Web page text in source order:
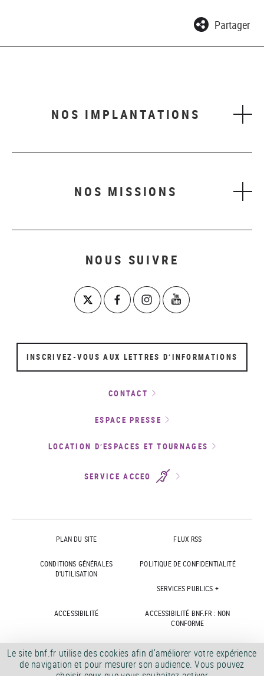
Partager
NOS IMPLANTATIONS
NOS MISSIONS
NOUS SUIVRE
INSCRIVEZ-VOUS AUX LETTRES D’INFORMATIONS
CONTACT
ESPACE PRESSE
LOCATION D’ESPACES ET TOURNAGES
SERVICE ACCEO
PLAN DU SITE FLUX RSS
CONDITIONS GÉNÉRALES
D'UTILISATION
POLITIQUE DE CONFIDENTIALITÉ
SERVICES PUBLICS +
ACCESSIBILITÉ
ACCESSIBILITÉ BNF.FR : NON
CONFORME
MARCHÉS PUBLICS OFFRES D'EMPLOI
DÉMATÉRIALISATION FACTURES CRÉDITS
Le site bnf.fr utilise des cookies afin d'améliorer votre expérience
de navigation et pour mesurer son audience. Vous pouvez